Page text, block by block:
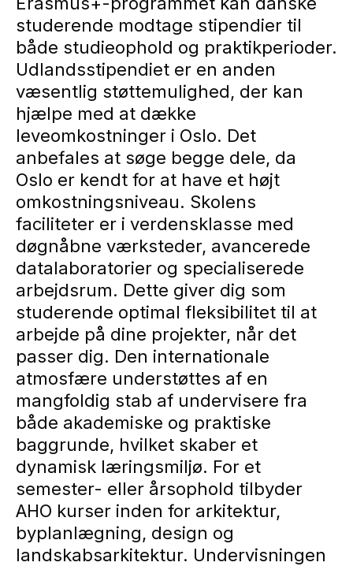
studerende modtage stipendier til
både studieophold og praktikperioder.
Udlandsstipendiet er en anden
væsentlig støttemulighed, der kan
hjælpe med at dække
leveomkostninger i Oslo. Det
anbefales at søge begge dele, da
Oslo er kendt for at have et højt
omkostningsniveau. Skolens
faciliteter er i verdensklasse med
døgnåbne værksteder, avancerede
datalaboratorier og specialiserede
arbejdsrum. Dette giver dig som
studerende optimal fleksibilitet til at
arbejde på dine projekter, når det
passer dig. Den internationale
atmosfære understøttes af en
mangfoldig stab af undervisere fra
både akademiske og praktiske
baggrunde, hvilket skaber et
dynamisk læringsmiljø. For et
semester- eller årsophold tilbyder
AHO kurser inden for arkitektur,
byplanlægning, design og
landskabsarkitektur. Undervisningen